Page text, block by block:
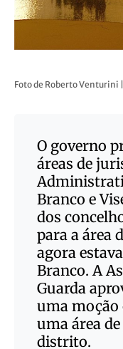
Foto de Roberto Venturini
O governo
áreas de
Branco e
dos
para a área
agora
Branco. A
Guarda
uma moção
uma área
distrito.